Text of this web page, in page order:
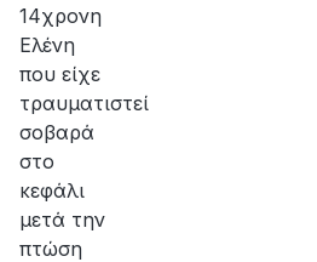
14χρονη
Ελένη
που είχε
τραυματιστεί
σοβαρά
στο
κεφάλι
μετά την
πτώση